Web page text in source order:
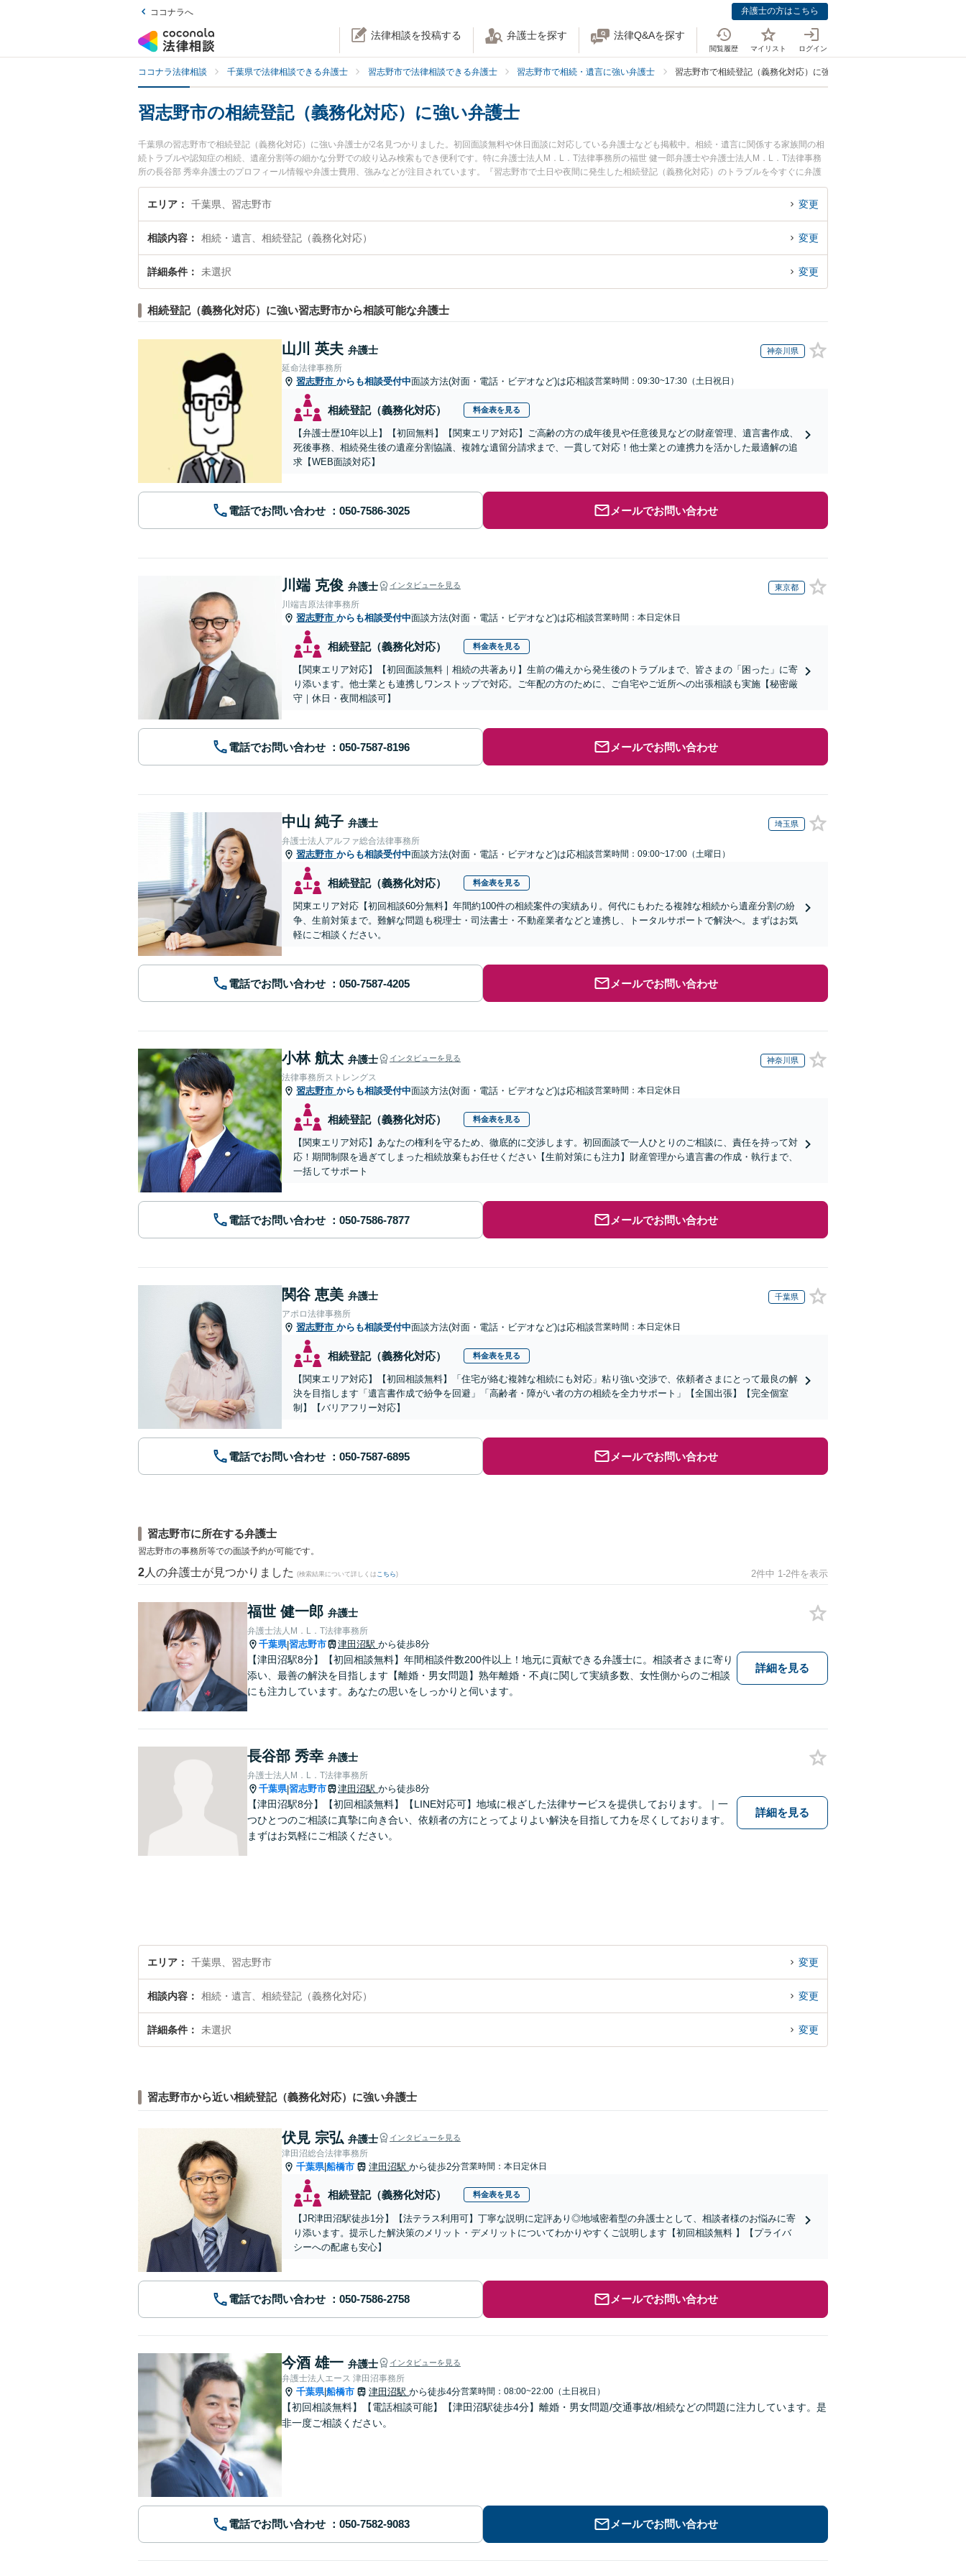
ココナラへ 弁護士の方はこちら
法律相談を投稿する 弁護士を探す 法律Q&Aを探す
閲覧履歴 マイリスト ログイン
ココナラ法律相談 千葉県で法律相談できる弁護士 習志野市で法律相談できる弁護士 習志野市で相続・遺言に強い弁護士 習志野市で相続登記（義務化対応）に強い弁護士
習志野市の相続登記（義務化対応）に強い弁護士
千葉県の習志野市で相続登記（義務化対応）に強い弁護士が2名見つかりました。初回面談無料や休日面談に対応している弁護士なども掲載中。相続・遺言に関係する家族間の相
続トラブルや認知症の相続、遺産分割等の細かな分野での絞り込み検索もでき便利です。特に弁護士法人M．L．T法律事務所の福世 健一郎弁護士や弁護士法人M．L．T法律事務
所の長谷部 秀幸弁護士のプロフィール情報や弁護士費用、強みなどが注目されています。『習志野市で土日や夜間に発生した相続登記（義務化対応）のトラブルを今すぐに弁護
士に相談したい』『相続登記（義務化対応）のトラブル解決の実績豊富な近くの弁護士を検索したい』『初回相談無料で相続登記（義務化対応）を法律相談できる習志野市内の弁
護士に相談予約したい』などでお困りの相談者さんにおすすめです。
エリア 千葉県、習志野市 変更
相談内容 相続・遺言、相続登記（義務化対応） 変更
詳細条件 未選択 変更
相続登記（義務化対応）に強い習志野市から相談可能な弁護士
山川 英夫 弁護士 神奈川県
延命法律事務所
習志野市 からも相談受付中面談方法(対面・電話・ビデオなど)は応相談営業時間：09:30~17:30（土日祝日）
相続登記（義務化対応） 料金表を見る
【弁護士歴10年以上】【初回無料】【関東エリア対応】ご高齢の方の成年後見や任意後見などの財産管理、遺言書作成、
死後事務、相続発生後の遺産分割協議、複雑な遺留分請求まで、一貫して対応！他士業との連携力を活かした最適解の追
求【WEB面談対応】
電話でお問い合わせ メールでお問い合わせ
川端 克俊 弁護士 インタビューを見る 東京都
川端吉原法律事務所
習志野市 からも相談受付中面談方法(対面・電話・ビデオなど)は応相談営業時間：本日定休日
相続登記（義務化対応） 料金表を見る
【関東エリア対応】【初回面談無料｜相続の共著あり】生前の備えから発生後のトラブルまで、皆さまの「困った」に寄
り添います。他士業とも連携しワンストップで対応。ご年配の方のために、ご自宅やご近所への出張相談も実施【秘密厳
守｜休日・夜間相談可】
電話でお問い合わせ メールでお問い合わせ
中山 純子 弁護士 埼玉県
弁護士法人アルファ総合法律事務所
習志野市 からも相談受付中面談方法(対面・電話・ビデオなど)は応相談営業時間：09:00~17:00（土曜日）
相続登記（義務化対応） 料金表を見る
関東エリア対応【初回相談60分無料】年間約100件の相続案件の実績あり。何代にもわたる複雑な相続から遺産分割の紛
争、生前対策まで。難解な問題も税理士・司法書士・不動産業者などと連携し、トータルサポートで解決へ。まずはお気
軽にご相談ください。
電話でお問い合わせ メールでお問い合わせ
小林 航太 弁護士 インタビューを見る 神奈川県
法律事務所ストレングス
習志野市 からも相談受付中面談方法(対面・電話・ビデオなど)は応相談営業時間：本日定休日
相続登記（義務化対応） 料金表を見る
【関東エリア対応】あなたの権利を守るため、徹底的に交渉します。初回面談で一人ひとりのご相談に、責任を持って対
応！期間制限を過ぎてしまった相続放棄もお任せください【生前対策にも注力】財産管理から遺言書の作成・執行まで、
一括してサポート
電話でお問い合わせ メールでお問い合わせ
関谷 恵美 弁護士 千葉県
アポロ法律事務所
習志野市 からも相談受付中面談方法(対面・電話・ビデオなど)は応相談営業時間：本日定休日
相続登記（義務化対応） 料金表を見る
【関東エリア対応】【初回相談無料】「住宅が絡む複雑な相続にも対応」粘り強い交渉で、依頼者さまにとって最良の解
決を目指します「遺言書作成で紛争を回避」「高齢者・障がい者の方の相続を全力サポート」【全国出張】【完全個室
制】【バリアフリー対応】
電話でお問い合わせ メールでお問い合わせ
習志野市に所在する弁護士
習志野市の事務所等での面談予約が可能です。
2 人の弁護士が見つかりました (検索結果について詳しくは こちら) 2件中 1-2件を表示
福世 健一郎 弁護士
弁護士法人M．L．T法律事務所
千葉県|習志野市 津田沼駅 から徒歩8分
【津田沼駅8分】【初回相談無料】年間相談件数200件以上！地元に貢献できる弁護士に。相談者さまに寄り
添い、最善の解決を目指します【離婚・男女問題】熟年離婚・不貞に関して実績多数、女性側からのご相談
にも注力しています。あなたの思いをしっかりと伺います。
詳細を見る
長谷部 秀幸 弁護士
弁護士法人M．L．T法律事務所
千葉県|習志野市 津田沼駅 から徒歩8分
【津田沼駅8分】【初回相談無料】【LINE対応可】地域に根ざした法律サービスを提供しております。｜一
つひとつのご相談に真摯に向き合い、依頼者の方にとってよりよい解決を目指して力を尽くしております。
まずはお気軽にご相談ください。
詳細を見る
エリア 千葉県、習志野市 変更
相談内容 相続・遺言、相続登記（義務化対応） 変更
詳細条件 未選択 変更
習志野市から近い相続登記（義務化対応）に強い弁護士
伏見 宗弘 弁護士 インタビューを見る
津田沼総合法律事務所
千葉県|船橋市 津田沼駅 から徒歩2分営業時間：本日定休日
相続登記（義務化対応） 料金表を見る
【JR津田沼駅徒歩1分】【法テラス利用可】丁寧な説明に定評あり◎地域密着型の弁護士として、相談者様のお悩みに寄
り添います。提示した解決策のメリット・デメリットについてわかりやすくご説明します【初回相談無料 】【プライバ
シーへの配慮も安心】
電話でお問い合わせ メールでお問い合わせ
今酒 雄一 弁護士 インタビューを見る
弁護士法人エース 津田沼事務所
千葉県|船橋市 津田沼駅 から徒歩4分営業時間：08:00~22:00（土日祝日）
【初回相談無料】【電話相談可能】【津田沼駅徒歩4分】離婚・男女問題/交通事故/相続などの問題に注力しています。是
非一度ご相談ください。
電話でお問い合わせ メールでお問い合わせ